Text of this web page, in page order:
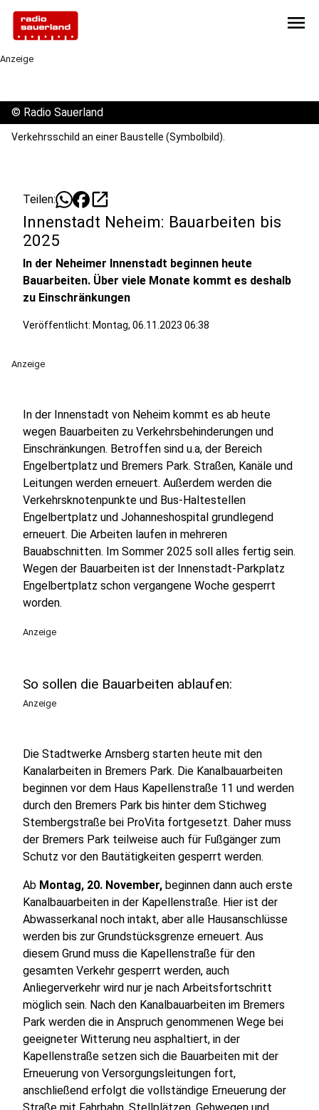
menu
Anzeige
© Radio Sauerland
Verkehrsschild an einer Baustelle (Symbolbild).
Teilen: open_in_new
Innenstadt Neheim: Bauarbeiten bis
2025
In der Neheimer Innenstadt beginnen heute
Bauarbeiten. Über viele Monate kommt es deshalb
zu Einschränkungen
Veröffentlicht: Montag, 06.11.2023 06:38
Anzeige
In der Innenstadt von Neheim kommt es ab heute
wegen Bauarbeiten zu Verkehrsbehinderungen und
Einschränkungen. Betroffen sind u.a, der Bereich
Engelbertplatz und Bremers Park. Straßen, Kanäle und
Leitungen werden erneuert. Außerdem werden die
Verkehrsknotenpunkte und Bus-Haltestellen
Engelbertplatz und Johanneshospital grundlegend
erneuert. Die Arbeiten laufen in mehreren
Bauabschnitten. Im Sommer 2025 soll alles fertig sein.
Wegen der Bauarbeiten ist der Innenstadt-Parkplatz
Engelbertplatz schon vergangene Woche gesperrt
worden.
Anzeige
So sollen die Bauarbeiten ablaufen:
Anzeige
Die Stadtwerke Arnsberg starten heute mit den
Kanalarbeiten in Bremers Park. Die Kanalbauarbeiten
beginnen vor dem Haus Kapellenstraße 11 und werden
durch den Bremers Park bis hinter dem Stichweg
Stembergstraße bei ProVita fortgesetzt. Daher muss
der Bremers Park teilweise auch für Fußgänger zum
Schutz vor den Bautätigkeiten gesperrt werden.
Ab Montag, 20. November, beginnen dann auch erste
Kanalbauarbeiten in der Kapellenstraße. Hier ist der
Abwasserkanal noch intakt, aber alle Hausanschlüsse
werden bis zur Grundstücksgrenze erneuert. Aus
diesem Grund muss die Kapellenstraße für den
gesamten Verkehr gesperrt werden, auch
Anliegerverkehr wird nur je nach Arbeitsfortschritt
möglich sein. Nach den Kanalbauarbeiten im Bremers
Park werden die in Anspruch genommenen Wege bei
geeigneter Witterung neu asphaltiert, in der
Kapellenstraße setzen sich die Bauarbeiten mit der
Erneuerung von Versorgungsleitungen fort,
anschließend erfolgt die vollständige Erneuerung der